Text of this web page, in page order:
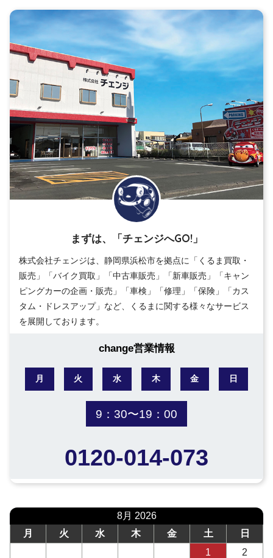
まずは、「チェンジへGO!」
株式会社チェンジは、静岡県浜松市を拠点に「くるま買取・
販売」「バイク買取」「中古車販売」「新車販売」「キャン
ピングカーの企画・販売」「車検」「修理」「保険」「カス
タム・ドレスアップ」など、くるまに関する様々なサービス
を展開しております。
change営業情報
月 火 水 木 金 日
9：30〜19：00
0120-014-073
8月 2026
月
火 水 木 金 土
日
1
2